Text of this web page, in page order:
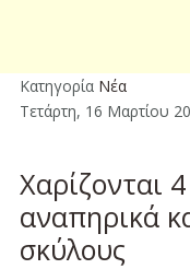
Κατηγορία Νέα
Τετάρτη, 16 Μαρτίου
Χαρίζονται
αναπηρικά
σκύλους